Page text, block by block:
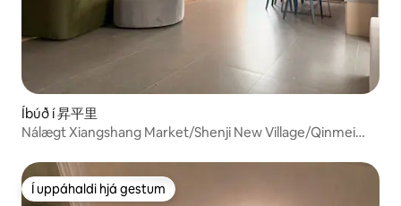
Íbúð í 昇平里
Nálægt Xiangshang Market/Shenji New Village/Qinmei
apartment (only one group per day).Rúmar 6-10 manns
Í uppáhaldi hjá gestum
Í uppáhaldi hjá gestum